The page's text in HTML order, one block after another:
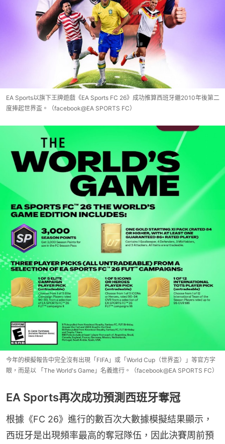
EA Sports以旗下王牌遊戲《EA Sports FC 26》成功推算西班牙繼2010年後第二
度捧起世界盃。（facebook@EA SPORTS FC ）
今年的模擬報告中完全沒有出現「FIFA」或「World Cup（世界盃）」等官方字
眼，而是以 「The World's Game」名義進行。（facebook@EA SPORTS FC ）
EA Sports再次成功預測西班牙奪冠
根據《FC 26》進行的數百次大數據模擬結果顯示，
西班牙是出現頻率最高的奪冠隊伍，因此決賽周前預